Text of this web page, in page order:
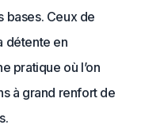
bases. Ceux de
détente en
pratique où l’on
à grand renfort de